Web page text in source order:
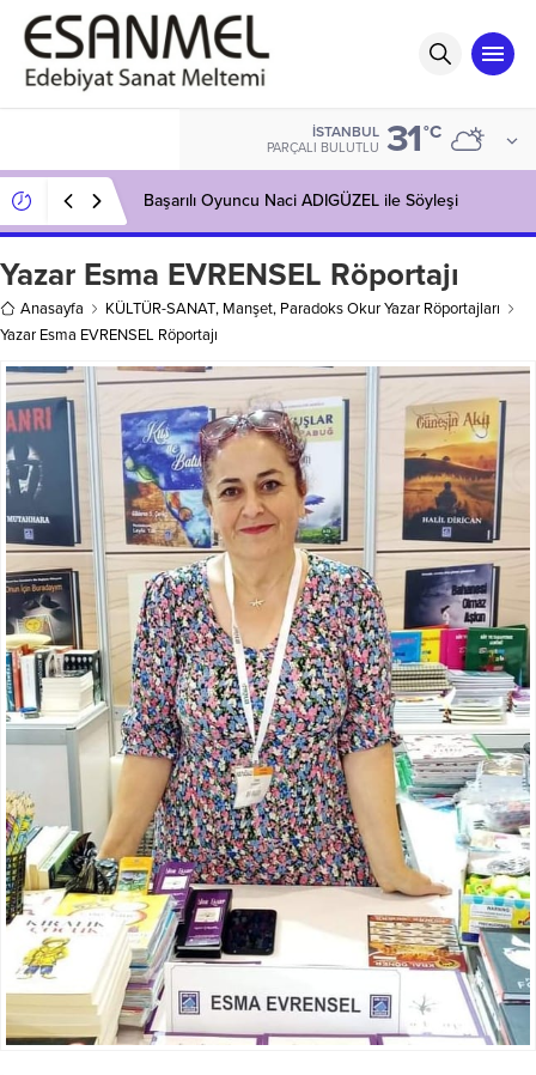
İSTANBUL
PARÇALI BULUTLU 31°C
Başarılı Oyuncu Naci ADIGÜZEL ile Söyleşi
Yazar Esma EVRENSEL Röportajı
Anasayfa KÜLTÜR-SANAT, Manşet, Paradoks Okur Yazar Röportajları
Yazar Esma EVRENSEL Röportajı